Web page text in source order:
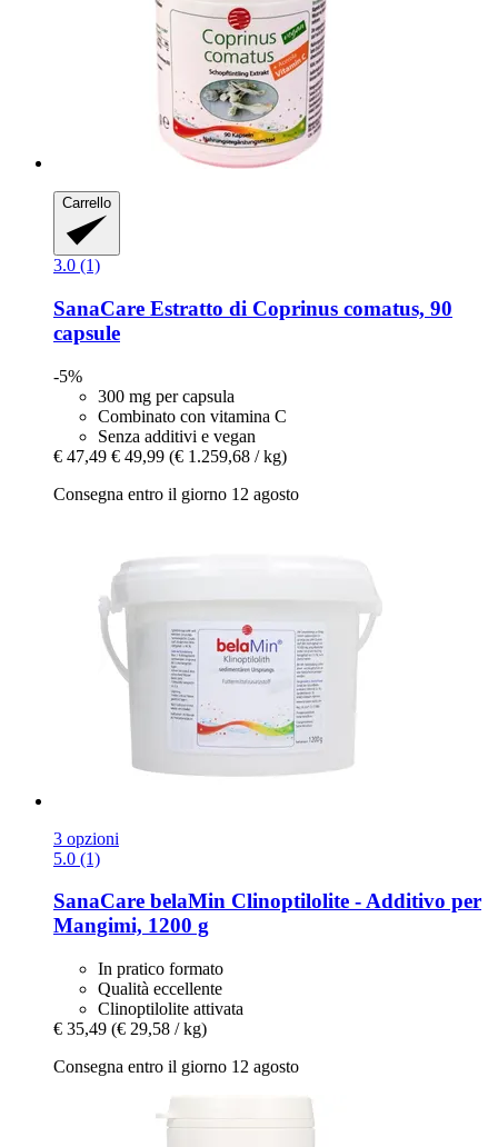
Carrello
3.0 (1)
SanaCare Estratto di Coprinus comatus, 90
capsule
-5%
300 mg per capsula
Combinato con vitamina C
Senza additivi e vegan
€ 47,49 € 49,99 (€ 1.259,68 / kg)
Consegna entro il giorno 12 agosto
3 opzioni
5.0 (1)
SanaCare belaMin Clinoptilolite -​ Additivo per
Mangimi, 1200 g
In pratico formato
Qualità eccellente
Clinoptilolite attivata
€ 35,49 (€ 29,58 / kg)
Consegna entro il giorno 12 agosto